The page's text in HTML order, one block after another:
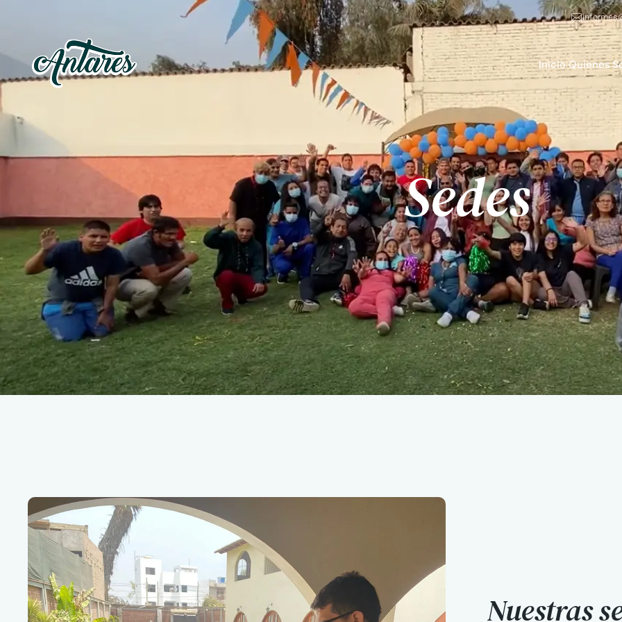
Inicio Quienes
Sedes
Nuestras